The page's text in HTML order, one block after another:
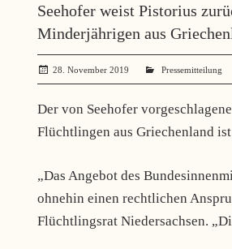
Seehofer weist Pistorius
Minderjährigen aus
28. November 2019 administrator
Pressemitteilung
Der von Seehofer
Flüchtlingen aus Griechenland
„Das Angebot des
ohnehin einen rechtlichen
Flüchtlingsrat Niedersachsen.